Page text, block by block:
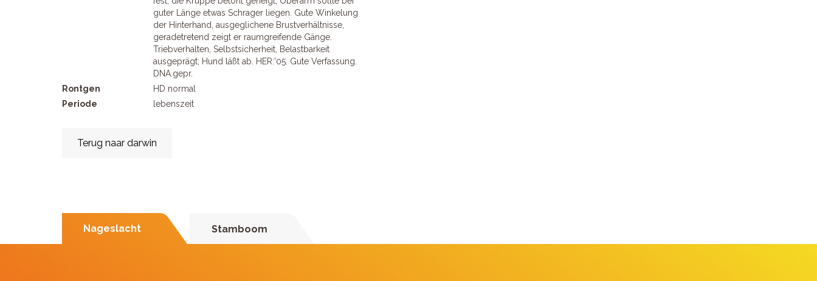
guter Länge etwas Schrager liegen. Gute Winkelung
der Hinterhand, ausgeglichene Brustverhältnisse,
geradetretend zeigt er raumgreifende Gänge.
Triebverhalten, Selbstsicherheit, Belastbarkeit
ausgeprägt; Hund läßt ab. HER:'05. Gute Verfassung.
DNA.gepr.
Rontgen
HD normal
Periode
lebenszeit
Terug naar darwin
Nageslacht Stamboom